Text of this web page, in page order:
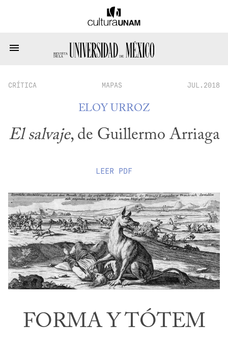
CRÍTICA MAPAS JUL.2018
ELOY URROZ
El salvaje, de Guillermo Arriaga
LEER PDF
FORMA Y TÓTEM